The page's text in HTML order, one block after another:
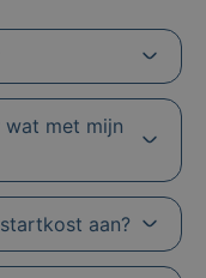
wat met mijn
aan?